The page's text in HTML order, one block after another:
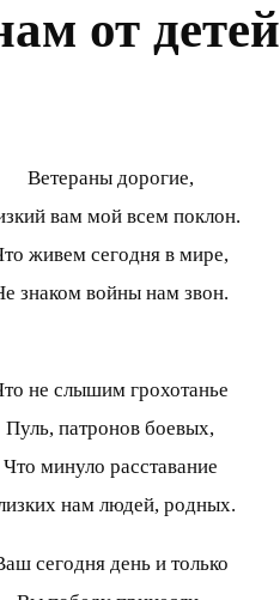
от детей
Ветераны дорогие,
вам мой всем поклон.
живем сегодня в мире,
знаком войны нам звон.
не слышим грохотанье
Пуль, патронов боевых,
Что минуло расставание
нам людей, родных.
сегодня день и только